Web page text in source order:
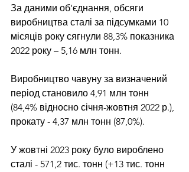
За даними об’єднання, обсяги
виробництва сталі за підсумками 10
місяців року сягнули 88,3% показника
2022 року – 5,16 млн тонн.
Виробництво чавуну за визначений
період становило 4,91 млн тонн
(84,4% відносно січня-жовтня 2022 р.),
прокату - 4,37 млн тонн (87,0%).
У жовтні 2023 року було вироблено
сталі - 571,2 тис. тонн (+13 тис. тонн